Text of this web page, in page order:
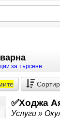
за търсене
Услуги »